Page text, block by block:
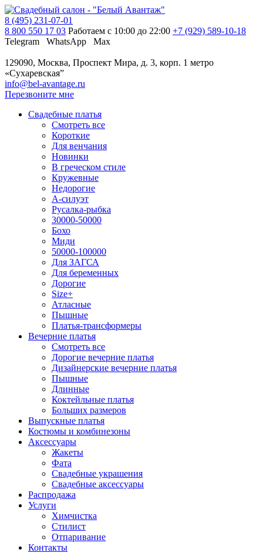
8 (495) 231-07-01
8 800 550 17 03 Работаем с 10:00 до 22:00 +7 (929) 589-10-18
Telegram
WhatsApp Max
129090, Москва, Проспект Мира, д. 3, корп. 1 метро
«Сухаревская”
info@bel-avantage.ru
Перезвоните мне
Свадебные платья
Смотреть все
Короткие
Для венчания
Новинки
В греческом стиле
Кружевные
Недорогие
А-силуэт
Русалка-рыбка
30000-50000
Бохо
Миди
50000-100000
Для ЗАГСА
Для беременных
Дорогие
Size+
Атласные
Пышные
Платья-трансформеры
Вечерние платья
Смотреть все
Дорогие вечерние платья
Дизайнерские вечерние платья
Пышные
Длинные
Коктейльные платья
Больших размеров
Выпускные платья
Костюмы и комбинезоны
Аксессуары
Жакеты
Фата
Свадебные украшения
Свадебные аксессуары
Распродажа
Услуги
Химчистка
Стилист
Отпаривание
Контакты